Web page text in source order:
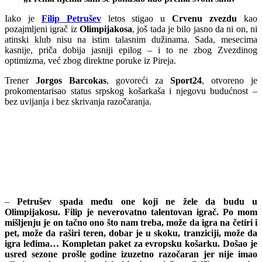
Iako je Filip Petruševletos stigao uCrvenu zvezdu kao
pozajmljeni igrač iz Olimpijakosa, još tada je bilo jasno da ni on, ni
atinski klub nisu na istim talasnim dužinama. Sada, mesecima
kasnije, priča dobija jasniji epilog – i to ne zbog Zvezdinog
optimizma, već zbog direktne poruke iz Pireja.
Trener Jorgos Barcokas, govoreći za Sport24, otvoreno je
prokomentarisao status srpskog košarkaša i njegovu budućnost –
bez uvijanja i bez skrivanja razočaranja.
–Petrušev spada među one koji ne žele da budu u
Olimpijakosu. Filip je neverovatno talentovan igrač. Po mom
mišljenju je on tačno ono što nam treba, može da igra na četiri i
pet, može da raširi teren, dobar je u skoku, tranziciji, može da
igra leđima… Kompletan paket za evropsku košarku. Došao je
usred sezone prošle godine izuzetno razočaran jer nije imao